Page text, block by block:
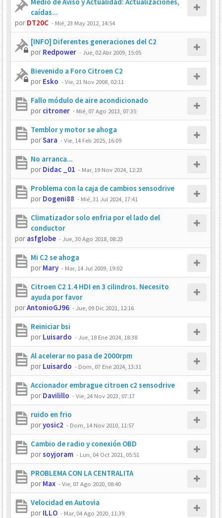
caídas...
por DT20C - Mié, 23 May 2012, 14:54
[INFO] Diferentes generaciones del C2
por Redpower -Jue, 02 Abr 2009, 15:05
Bievenido a Foro Citroen C2
por Esko -Vie, 21 Nov 2008, 02:11
Fallo módulo de aire acondicionado
por citroner - Mié, 07 Ago 2013, 07:35
Temblor y motor se ahoga
porSara -Vie, 14 Feb 2025, 16:09
No arranca...
por Didac _01 - Mar, 19 Nov 2024, 12:23
Problema con la caja de cambios sensodrive
por Dogeni88 - Mié, 31 Jul 2024, 17:41
Climatizador solo enfria por el lado del
conductor
por asfglobe -Jue, 30 Ago 2018, 08:23
Mi C2 se ahoga
por Mary - Mar, 14 Jul 2009, 19:02
Citroen C2 1.4 HDI en 3 cilindros. Necesito
ayuda por favor
porAntonioGJ96 -Jue, 09 Dic 2021, 12:16
Reiniciar bsi
por Luisardo -Jue, 18 Ene 2024, 18:38
Al acelerar no pasa de 2000rpm
por Luisardo - Dom, 07 Ene 2024, 13:31
Accionador embrague citroen c2 sensodrive
por Davilillo -Vie, 24 Nov 2023, 07:17
ruido en frio
poryosic2 - Dom, 14 Nov 2010, 11:57
Cambio de radio y conexión OBD
porsoyjoram - Lun, 04 Oct 2021, 05:51
PROBLEMA CON LA CENTRALITA
por Max -Vie, 07 Ago 2020, 08:40
Velocidad en Autovia
por ILLO - Mar, 04 Ago 2020, 11:39